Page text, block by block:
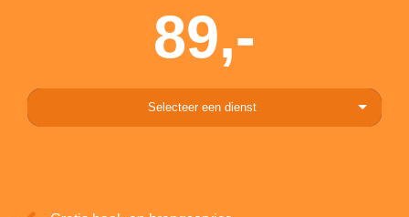
89,-
Selecteer een dienst